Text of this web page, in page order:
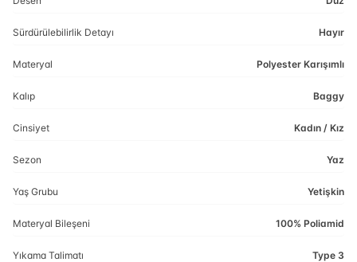
Sürdürülebilirlik Detayı Hayır
Materyal Polyester Karışımlı
Kalıp Baggy
Cinsiyet Kadın / Kız
Sezon Yaz
Yaş Grubu Yetişkin
Materyal Bileşeni 100% Poliamid
Yıkama Talimatı Type 3